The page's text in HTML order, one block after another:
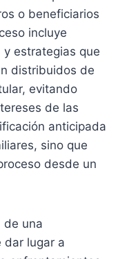
o beneficiarios
incluye
estrategias que
distribuidos de
evitando
de las
anticipada
sino que
desde un
de una
dar lugar a